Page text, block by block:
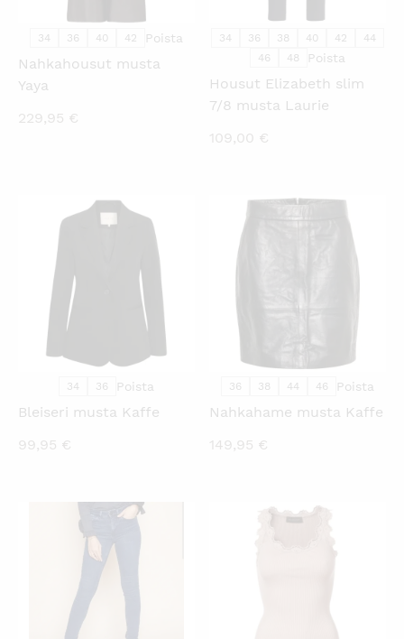
34 36 40 42 Poista
Nahkahousut musta
Yaya
229,95 €
34 36 38 40 42
44
46
48 Poista
Housut Elizabeth slim
7/8 musta Laurie
109,00 €
KATSO PIKANÄKYMÄ
34 36 Poista
Bleiseri musta Kaffe
99,95 €
KATSO PIKANÄKYMÄ
36 38 44 46 Poista
Nahkahame musta Kaffe
149,95 €
KATSO PIKANÄKYMÄ